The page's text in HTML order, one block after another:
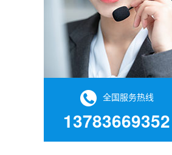
全国服务热线
13783669352